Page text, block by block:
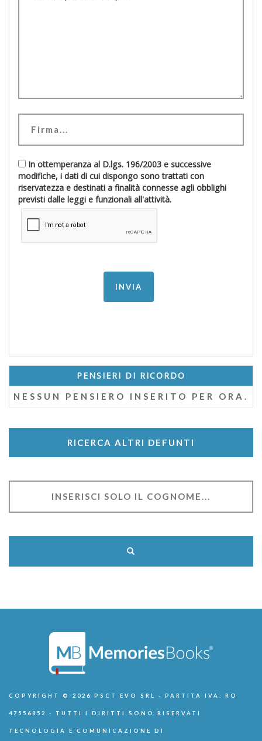
In ottemperanza al D.lgs. 196/2003 e successive
modifiche, i dati di cui dispongo sono trattati con
riservatezza e destinati a finalità connesse agli obblighi
previsti dalle leggi e funzionali all'attività.
PENSIERI DI RICORDO
NESSUN PENSIERO INSERITO PER ORA.
RICERCA ALTRI DEFUNTI
COPYRIGHT © 2026 PSCT EVO SRL - PARTITA IVA: RO
47556852 - TUTTI I DIRITTI SONO RISERVATI
TECNOLOGIA E COMUNICAZIONE DI